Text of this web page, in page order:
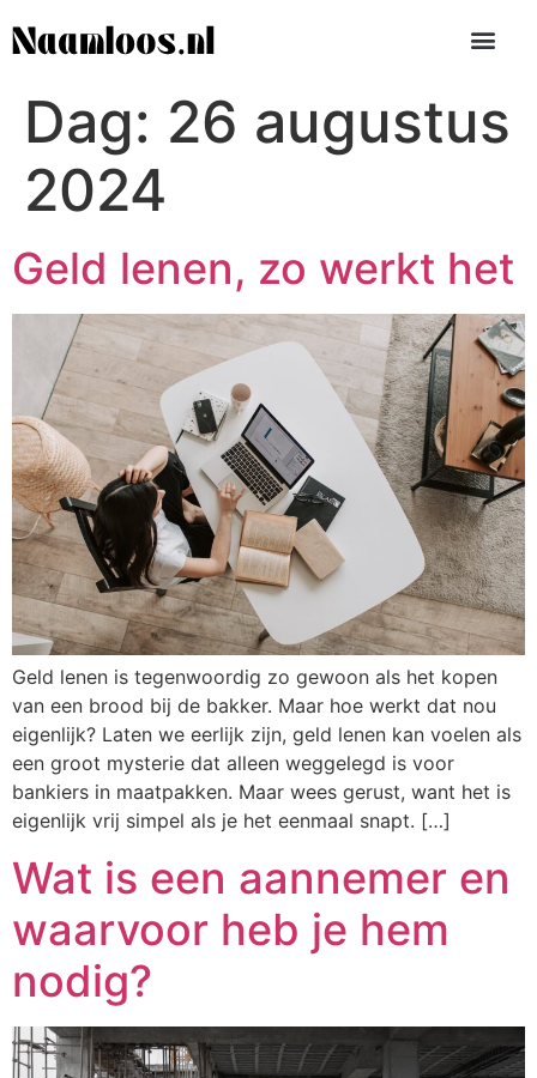
Dag: 26 augustus
2024
Geld lenen, zo werkt het
Geld lenen is tegenwoordig zo gewoon als het kopen
van een brood bij de bakker. Maar hoe werkt dat nou
eigenlijk? Laten we eerlijk zijn, geld lenen kan voelen als
een groot mysterie dat alleen weggelegd is voor
bankiers in maatpakken. Maar wees gerust, want het is
eigenlijk vrij simpel als je het eenmaal snapt. […]
Wat is een aannemer en
waarvoor heb je hem
nodig?